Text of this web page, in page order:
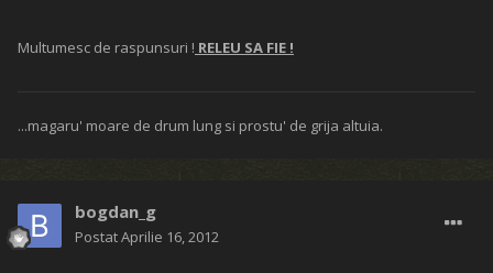
Multumesc de raspunsuri ! RELEU SA FIE !
...magaru' moare de drum lung si prostu' de grija altuia.
bogdan_g
PostatAprilie 16, 2012